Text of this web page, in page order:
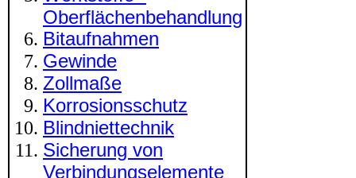
Oberflächenbehandlung
Bitaufnahmen
Gewinde
Zollmaße
Korrosionsschutz
Blindniettechnik
Sicherung von
Verbindungselemente